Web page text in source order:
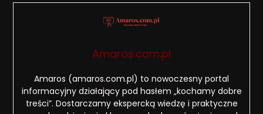
Amaros.com.pl
Amaros (amaros.com.pl) to nowoczesny portal
informacyjny działający pod hasłem „kochamy dobre
treści”. Dostarczamy ekspercką wiedzę i praktyczne